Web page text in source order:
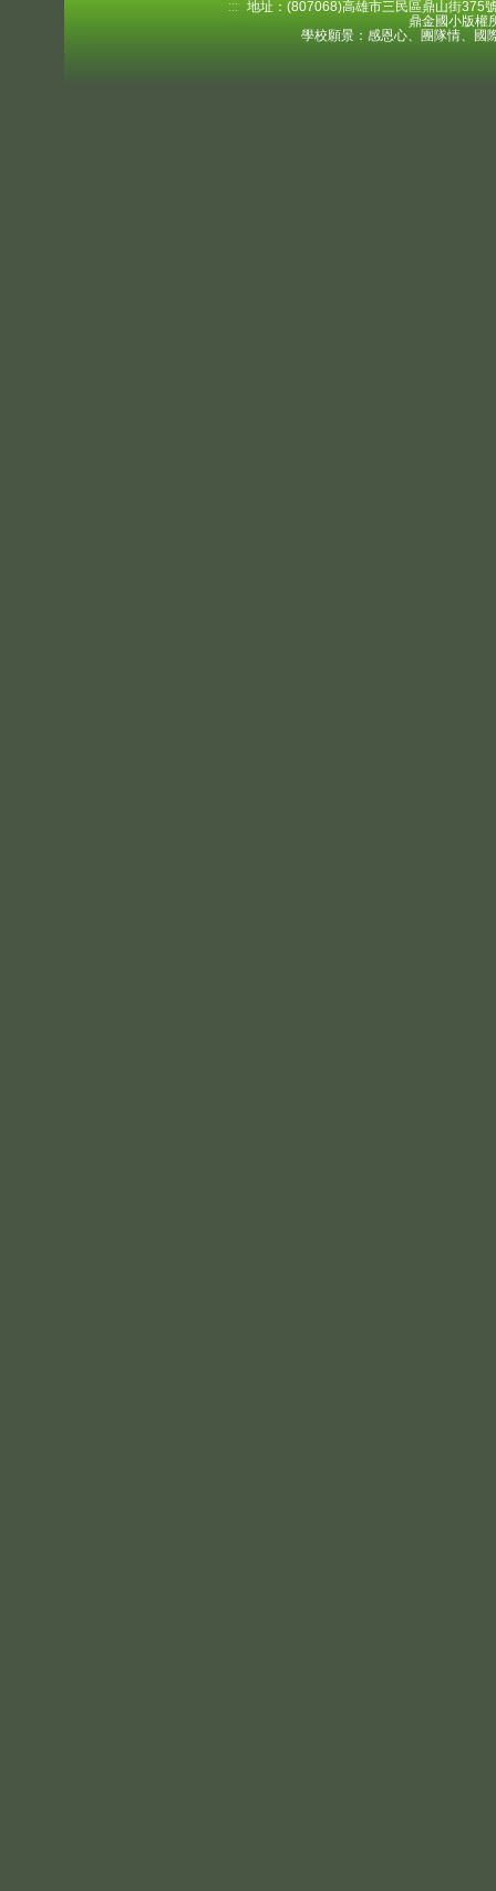
::: 地址：(807068)高雄市三民區鼎山街
鼎金國小版權
學校願景：感恩心、團隊情、國